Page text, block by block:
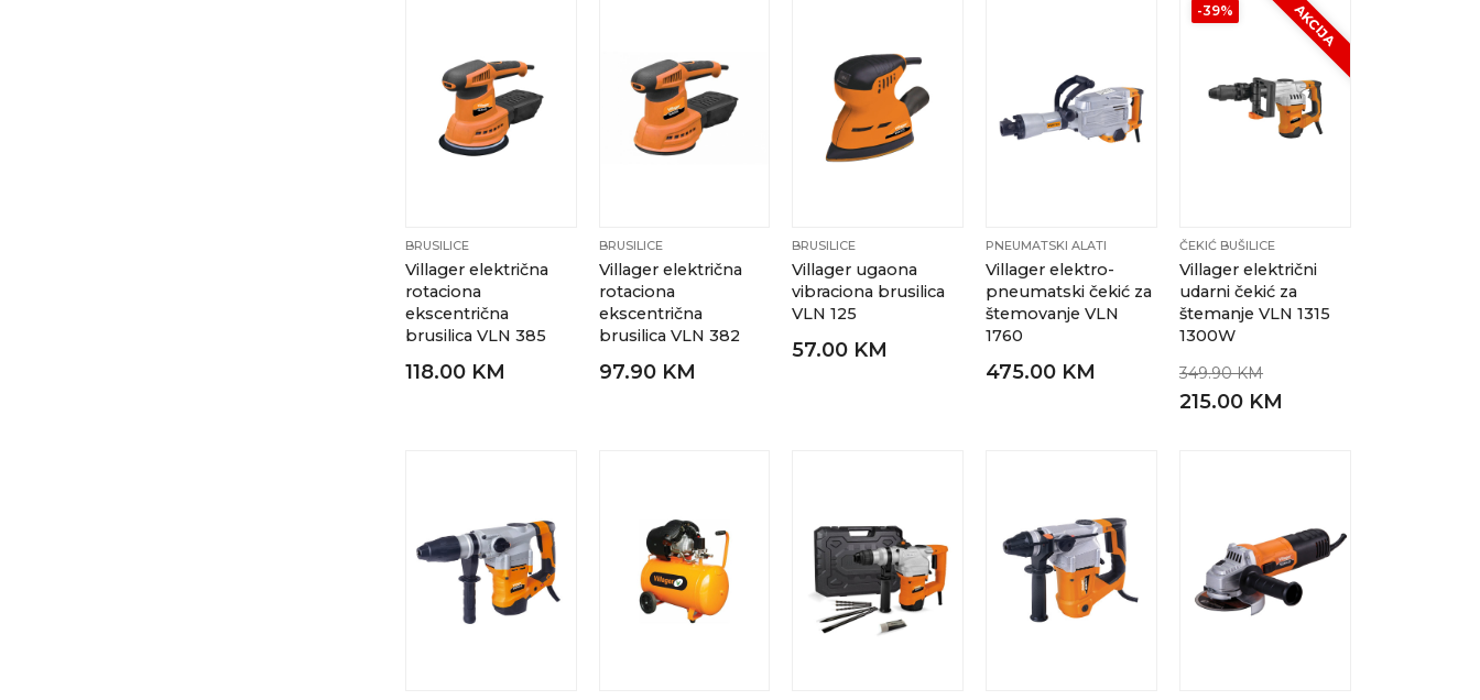
BRUSILICE
Villager električna
rotaciona
ekscentrična
brusilica VLN 385
118.00 KM
BRUSILICE
Villager električna
rotaciona
ekscentrična
brusilica VLN 382
97.90 KM
BRUSILICE
Villager ugaona
vibraciona brusilica
VLN 125
57.00 KM
PNEUMATSKI ALATI
Villager elektro-
pneumatski čekić za
štemovanje VLN
1760
475.00 KM
-39% AKCIJA
ČEKIĆ BUŠILICE
Villager električni
udarni čekić za
štemanje VLN 1315
1300W
349.90 KM
215.00 KM